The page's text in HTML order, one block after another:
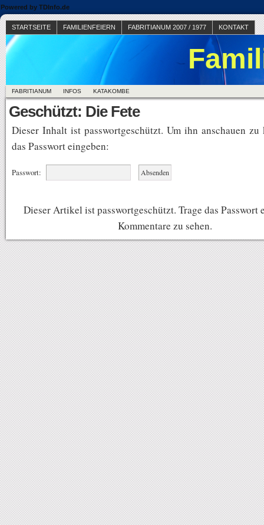
Powered by TDInfo.de
STARTSEITE FAMILIENFEIERN FABRITIANUM 2007 / 1977 KONTAKT
FABRITIANUM INFOS KATAKOMBE
Geschützt: Die Fete
Dieser Inhalt ist passwortgeschützt. Um ihn anschauen zu
das Passwort eingeben:
Passwort:
Dieser Artikel ist passwortgeschützt. Trage das Passwort
Kommentare zu sehen.